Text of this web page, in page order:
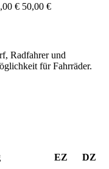
€ 50,00 €
Radfahrer und
für Fahrräder.
EZ DZ